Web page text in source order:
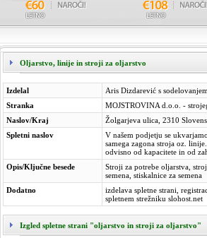
Oljarstvo, linije in stroji za oljarstvo
Izdelal
Aris Dizdarević s
Stranka
MOJSTROVINA d.o.o. -
Naslov/Kraj
Žolgarjeva ulica, 2310
Spletni naslov
V našem podjetju se
samega zagona stroja oz.
odvisno od kapacitete in od
Opis/Ključne besede
Stroji za potrebe oljarstva,
semena, stiskalnice za semena
Dodatno
izdelava spletne strani,
spletnem strežniku slohost.net
Izgled spletne strani "oljarstvo in stroji za oljarstvo"